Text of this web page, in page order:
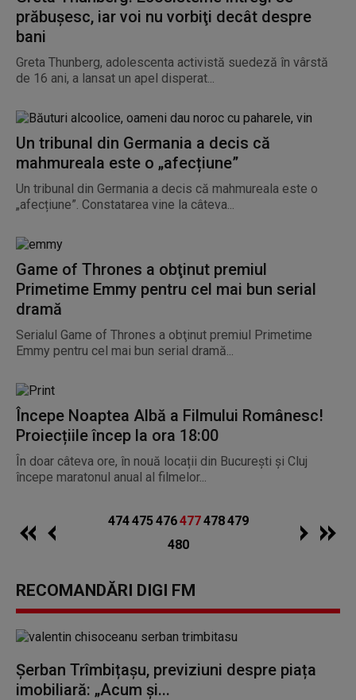
prăbuşesc, iar voi nu vorbiţi decât despre
bani
Greta Thunberg, adolescenta activistă suedeză în vârstă
de 16 ani, a lansat un apel disperat...
Un tribunal din Germania a decis că
mahmureala este o „afecțiune”
Un tribunal din Germania a decis că mahmureala este o
„afecțiune”. Constatarea vine la câteva...
Game of Thrones a obţinut premiul
Primetime Emmy pentru cel mai bun serial
dramă
Serialul Game of Thrones a obţinut premiul Primetime
Emmy pentru cel mai bun serial dramă...
Începe Noaptea Albă a Filmului Românesc!
Proiecțiile încep la ora 18:00
În doar câteva ore, în nouă locații din București și Cluj
începe maratonul anual al filmelor...
474475 476477478479
480
RECOMANDĂRI DIGI FM
Șerban Trîmbițașu, previziuni despre piața
imobiliară: „Acum și...